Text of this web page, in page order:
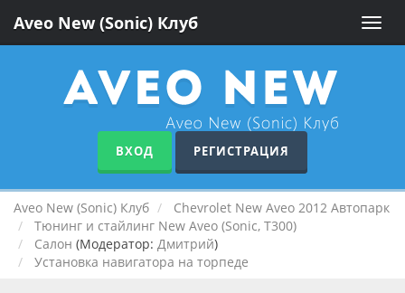
Toggle
Aveo New (Sonic) Клуб
ВХОД РЕГИСТРАЦИЯ
Aveo New (Sonic) Клуб
Chevrolet New Aveo 2012 Автопарк
Тюнинг и стайлинг New Aveo (Sonic, T300)
Салон (Модератор: Дмитрий)
Установка навигатора на торпеде